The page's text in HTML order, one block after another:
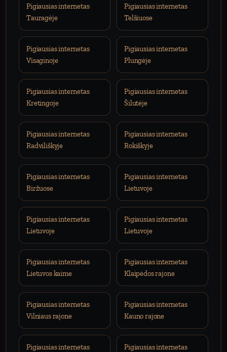
Pigiausias internetas
Tauragėje
Pigiausias internetas
Telšiuose
Pigiausias internetas
Visaginoje
Pigiausias internetas
Plungėje
Pigiausias internetas
Kretingoje
Pigiausias internetas
Šilutėje
Pigiausias internetas
Radviliškyje
Pigiausias internetas
Rokiškyje
Pigiausias internetas
Biržuose
Pigiausias internetas
Lietuvoje
Pigiausias internetas
Lietuvoje
Pigiausias internetas
Lietuvoje
Pigiausias internetas
Lietuvos kaime
Pigiausias internetas
Klaipėdos rajone
Pigiausias internetas
Vilniaus rajone
Pigiausias internetas
Kauno rajone
Pigiausias internetas
Pigiausias internetas